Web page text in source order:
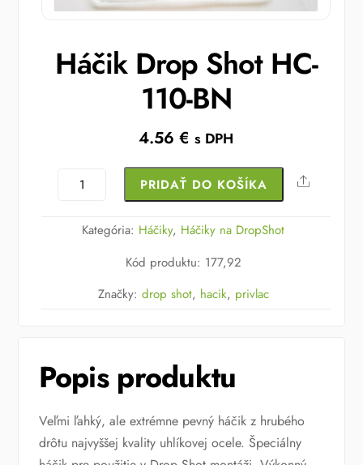
Háčik Drop Shot HC-
110-BN
4.56€ s DPH
množstvo
Drop
PRIDAŤ DO KOŠÍKA Share
Kategória: Háčiky, Háčiky na DropShot
Kód produktu: 177,92
Značky: drop shot, hacik, privlac
Popis produktu
Veľmi ľahký, ale extrémne pevný háčik z hrubého
drôtu najvyššej kvality uhlíkovej ocele. Špeciálny